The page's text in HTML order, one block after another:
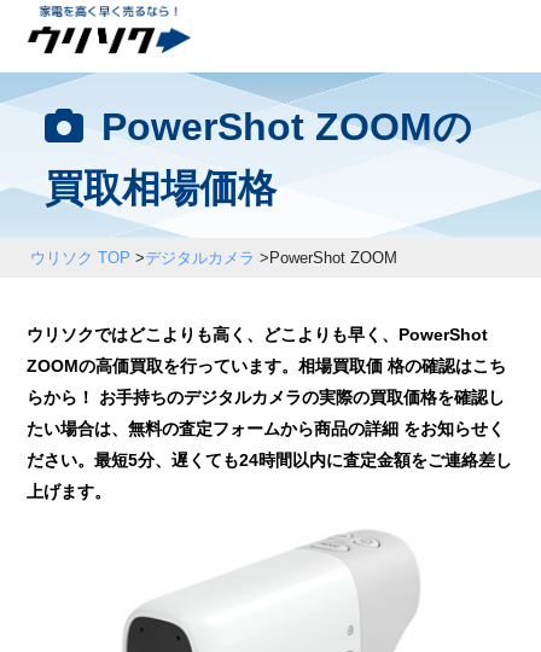
PowerShot ZOOMの
買取相場価格
ウリソク TOP >デジタルカメラ > PowerShot ZOOM
ウリソクではどこよりも高く、どこよりも早く、PowerShot
ZOOMの高価買取を行っています。相場買取価 格の確認はこち
らから！ お手持ちのデジタルカメラの実際の買取価格を確認し
たい場合は、無料の査定フォームから商品の詳細 をお知らせく
ださい。最短5分、遅くても24時間以内に査定金額をご連絡差し
上げます。